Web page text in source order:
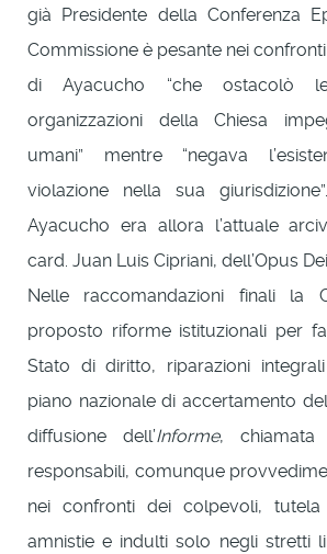
già Presidente della Conferenza
Commissione è pesante nei
di Ayacucho “che ostacolò
organizzazioni della Chiesa
umani” mentre “negava
violazione nella sua
Ayacucho era allora l’attuale
card. Juan Luis Cipriani, dell’Opus Dei.
Nelle raccomandazioni finali la
proposto riforme istituzionali per
Stato di diritto, riparazioni
piano nazionale di accertamento
diffusione dell’Informe,
responsabili, comunque
nei confronti dei colpevoli,
amnistie e indulti solo negli stretti